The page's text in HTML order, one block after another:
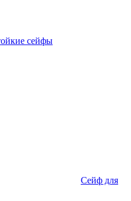
сейфы
Сейф для